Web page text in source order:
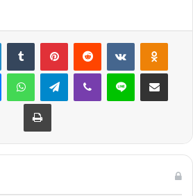
LinkedInTumblr PinterestReddit VKontakte
MessengerWhatsAppTelegramViber Line E-Posta ile
Yazdır